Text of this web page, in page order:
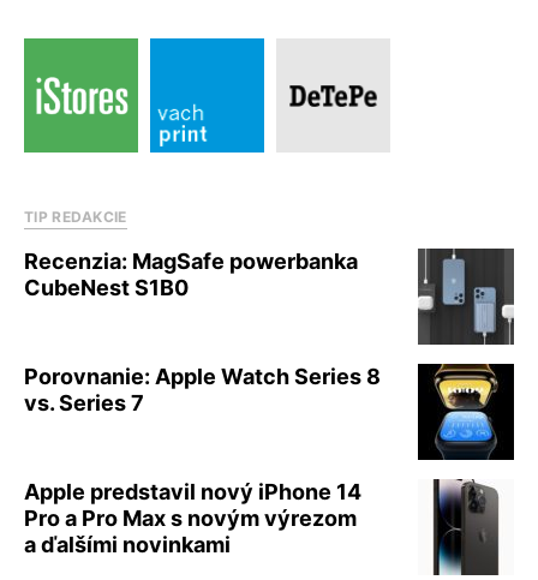
TIP REDAKCIE
Recenzia: MagSafe powerbanka
CubeNest S1B0
Porovnanie: Apple Watch Series 8
vs. Series 7
Apple predstavil nový iPhone 14
Pro a Pro Max s novým výrezom
a ďalšími novinkami